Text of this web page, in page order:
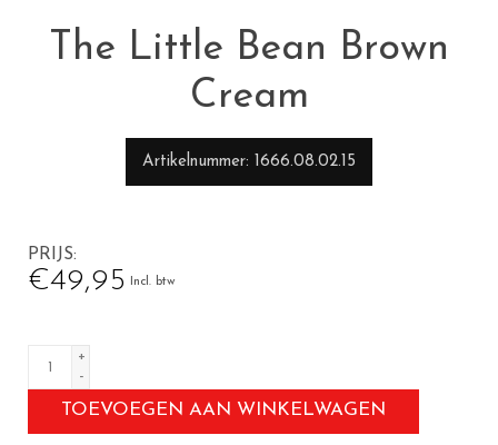
The Little Bean Brown
Cream
Artikelnummer 1666.08.02.15
PRIJS
€49,95 Incl. btw
+
-
TOEVOEGEN AAN WINKELWAGEN